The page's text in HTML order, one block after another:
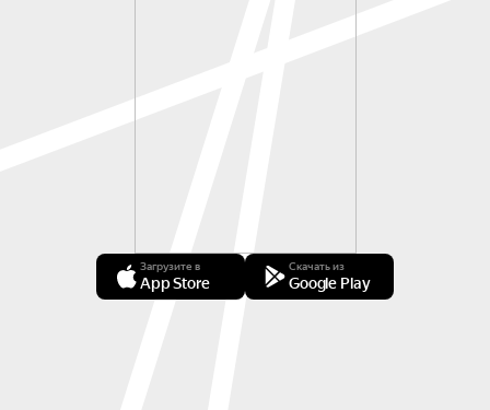
Загрузите в
App Store
Скачать из
Google Play